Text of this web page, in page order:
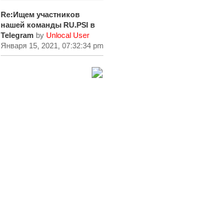
Re:Ищем участников
нашей команды RU.PSI в
Telegram by Unlocal User
Января 15, 2021, 07:32:34 pm